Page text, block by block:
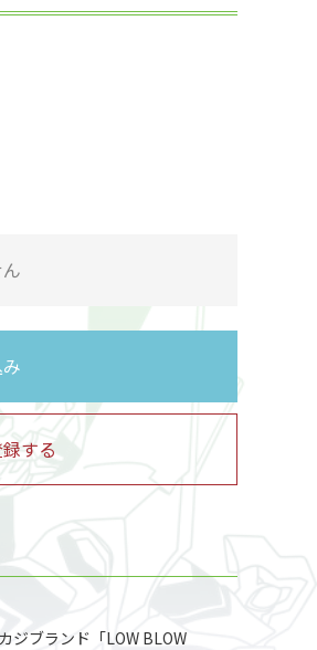
する
ジブランド「LOW BLOW